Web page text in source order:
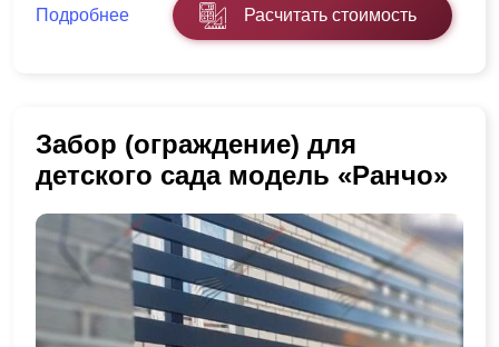
Подробнее Расчитать стоимость
Забор (ограждение) для
детского сада модель «Ранчо»